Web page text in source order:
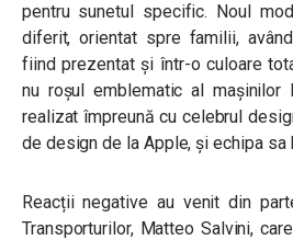
pentru sunetul specific. Noul
diferit, orientat spre familii,
fiind prezentat și într-o culoare
nu roșul emblematic al mașinilor
realizat împreună cu celebrul
de design de la Apple, și echipa sa
Reacții negative au venit din
Transporturilor, Matteo Salvini,